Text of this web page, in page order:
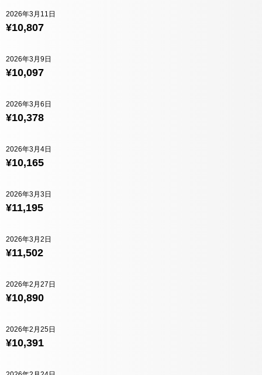
¥10,807
2026年3月11日
¥10,097
2026年3月9日
¥10,378
2026年3月6日
¥10,165
2026年3月4日
¥11,195
2026年3月3日
¥11,502
2026年3月2日
¥10,890
2026年2月27日
¥10,391
2026年2月25日